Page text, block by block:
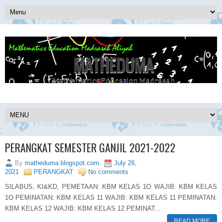
MATHEDUMA
Mathematics Education Madrasah
.
PERANGKAT SEMESTER GANJIL 2021-2022
By matheduma.blogspot.com
July 26,
2021
PERANGKAT
No comments
SILABUS, KI&KD, PEMETAAN: KBM KELAS 1O WAJIB: KBM KELAS
1O PEMINATAN: KBM KELAS 11 WAJIB: KBM KELAS 11 PEMINATAN:
KBM KELAS 12 WAJIB: KBM KELAS 12 PEMINAT...